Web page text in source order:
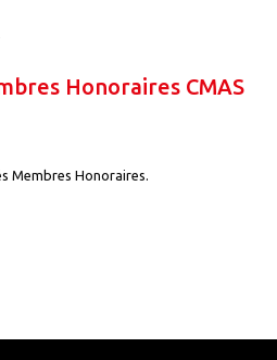
Honoraires CMAS
Membres Honoraires.